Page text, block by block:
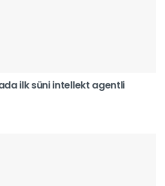
ilk süni intellekt agentli